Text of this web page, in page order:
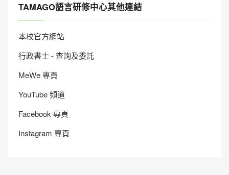
TAMAGO語言研修中心其他連結
本校官方網站
行政書士 - 查詢及委託
MeWe 專頁
YouTube 頻道
Facebook 專頁
Instagram 專頁